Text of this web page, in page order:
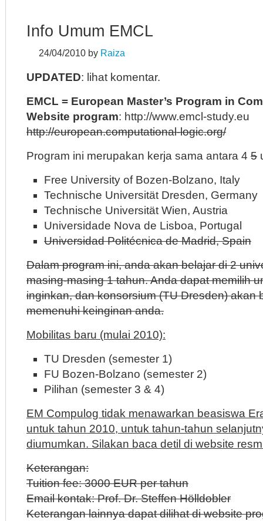
Info Umum EMCL
24/04/2010 by Raiza
UPDATED: lihat komentar.
EMCL = European Master’s Program in
Website program: http://www.emcl-study.eu
http://european.computational-logic.org/
Program ini merupakan kerja sama antara 4 5
Free University of Bozen-Bolzano, Italy
Technische Universität Dresden, Germany
Technische Universität Wien, Austria
Universidade Nova de Lisboa, Portugal
Universidad Politécnica de Madrid, Spain
Dalam program ini, anda akan belajar di 2
masing-masing 1 tahun. Anda dapat memilih
inginkan, dan konsorsium (TU Dresden) akan
memenuhi keinginan anda.
Mobilitas baru (mulai 2010):
TU Dresden (semester 1)
FU Bozen-Bolzano (semester 2)
Pilihan (semester 3 & 4)
EM Compulog tidak menawarkan beasiswa
untuk tahun 2010, untuk tahun-tahun
diumumkan. Silakan baca detil di website
Keterangan:
Tuition fee: 3000 EUR per tahun
Email kontak: Prof. Dr. Steffen Hölldobler
Keterangan lainnya dapat dilihat di website